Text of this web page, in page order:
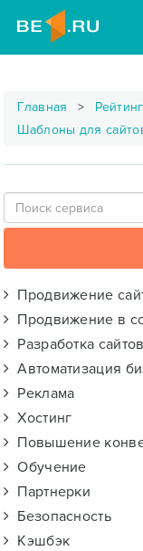
Главная
Шаблоны для
Продвижение
Продвижение в
Разработка сайтов
Автоматизация
Реклама
Хостинг
Повышение
Обучение
Партнерки
Безопасность
Кэшбэк